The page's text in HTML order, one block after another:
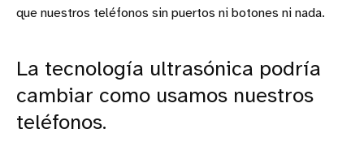
que nuestros teléfonos sin puertos ni botones ni nada.
La tecnología ultrasónica podría
cambiar como usamos nuestros
teléfonos.